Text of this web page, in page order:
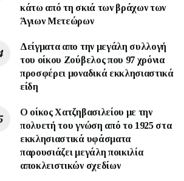
κάτω από τη σκιά των βράχων των
Άγιων Μετεώρων
Δείγματα απο την μεγάλη συλλογή
του οίκου Ζούβελος που 97 χρόνια
προσφέρει μοναδικά εκκλησιαστικά
είδη
Ο οίκος Χατζηβασιλείου με την
πολυετή του γνώση από το 1925 στα
εκκλησιαστικά υφάσματα
παρουσιάζει μεγάλη ποικιλία
αποκλειστικών σχεδίων